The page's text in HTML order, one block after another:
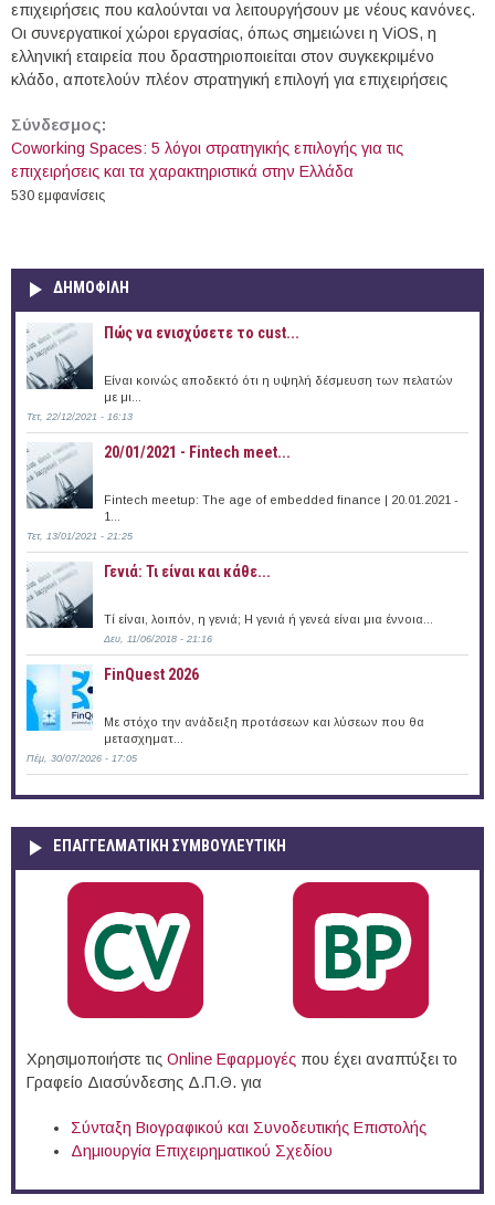
επιχειρήσεις που καλούνται να λειτουργήσουν με νέους κανόνες.
Οι συνεργατικοί χώροι εργασίας, όπως σημειώνει η ViOS, η
ελληνική εταιρεία που δραστηριοποιείται στον συγκεκριμένο
κλάδο, αποτελούν πλέον στρατηγική επιλογή για επιχειρήσεις
Σύνδεσμος:
Coworking Spaces: 5 λόγοι στρατηγικής επιλογής για τις
επιχειρήσεις και τα χαρακτηριστικά στην Ελλάδα
530 εμφανίσεις
ΔΗΜΟΦΙΛΗ
Πώς να ενισχύσετε το cust...
Είναι κοινώς αποδεκτό ότι η υψηλή δέσμευση των πελατών
με μι...
Τετ, 22/12/2021 - 16:13
20/01/2021 - Fintech meet...
Fintech meetup: The age of embedded finance | 20.01.2021 -
1...
Τετ, 13/01/2021 - 21:25
Γενιά: Τι είναι και κάθε...
Τί είναι, λοιπόν, η γενιά; Η γενιά ή γενεά είναι μια έννοια...
Δευ, 11/06/2018 - 21:16
FinQuest 2026
Με στόχο την ανάδειξη προτάσεων και λύσεων που θα
μετασχηματ...
Πέμ, 30/07/2026 - 17:05
ΕΠΑΓΓΕΛΜΑΤΙΚΉ ΣΥΜΒΟΥΛΕΥΤΙΚΉ
Χρησιμοποιήστε τις Online Eφαρμογές που έχει αναπτύξει το
Γραφείο Διασύνδεσης Δ.Π.Θ. για
Σύνταξη Βιογραφικού και Συνοδευτικής Επιστολής
Δημιουργία Επιχειρηματικού Σχεδίου